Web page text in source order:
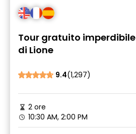
Tour gratuito imperdibile
di Lione
9.4(1,297)
2 ore
10:30 AM, 2:00 PM